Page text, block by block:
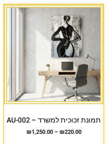
תמונת זכוכית למשרד – AU-002
₪220.00
–
₪1,250.00